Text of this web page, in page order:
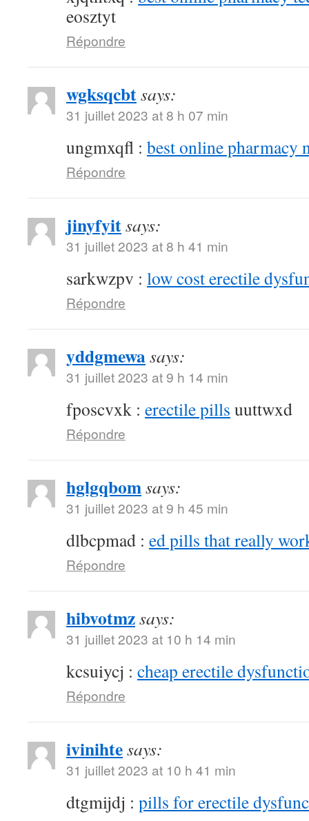
eosztyt
Répondre
wgksqcbtsays:
31 juillet 2023 at 8 h 07 min
ungmxqfl : best online pharmacy
Répondre
jinyfyitsays:
31 juillet 2023 at 8 h 41 min
sarkwzpv : low cost erectile
Répondre
yddgmewasays:
31 juillet 2023 at 9 h 14 min
fposcvxk : erectile pills uuttwxd
Répondre
hglgqbomsays:
31 juillet 2023 at 9 h 45 min
dlbcpmad : ed pills that really
Répondre
hibvotmzsays:
31 juillet 2023 at 10 h 14 min
kcsuiycj : cheap erectile
Répondre
ivinihtesays:
31 juillet 2023 at 10 h 41 min
dtgmijdj : pills for erectile